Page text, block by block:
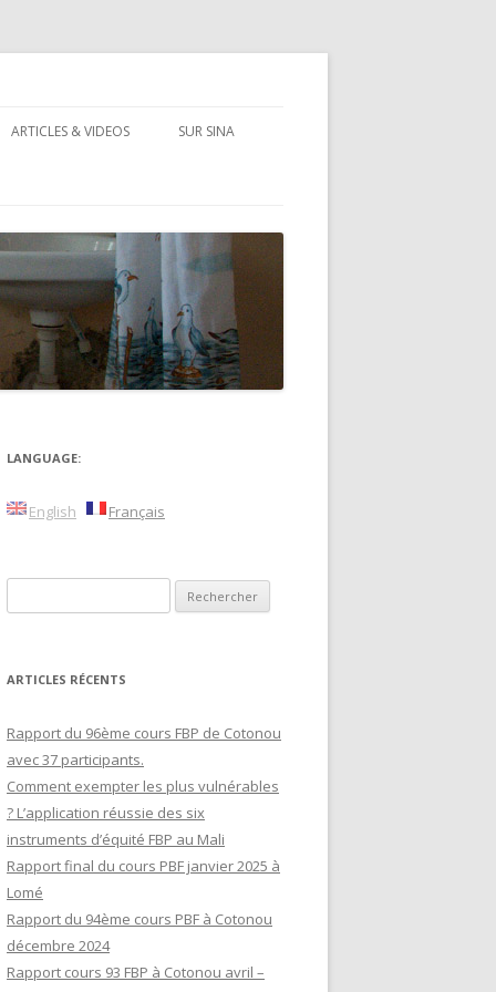
ARTICLES & VIDEOS SUR SINA
LANGUAGE:
English Français
ARTICLES RÉCENTS
Rapport du 96ème cours FBP de Cotonou
avec 37 participants.
Comment exempter les plus vulnérables
? L’application réussie des six
instruments d’équité FBP au Mali
Rapport final du cours PBF janvier 2025 à
Lomé
Rapport du 94ème cours PBF à Cotonou
décembre 2024
Rapport cours 93 FBP à Cotonou avril –